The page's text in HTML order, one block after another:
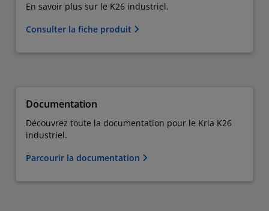
En savoir plus sur le K26 industriel.
Consulter la fiche produit
Documentation
Découvrez toute la documentation pour le Kria K26
industriel.
Parcourir la documentation